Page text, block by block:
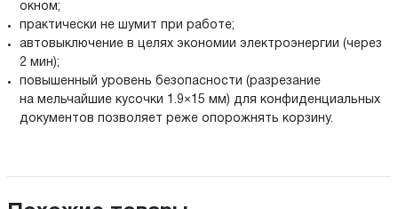
окном;
практически не шумит при работе;
автовыключение в целях экономии электроэнергии (через
2 мин);
повышенный уровень безопасности (разрезание
на мельчайшие кусочки 1.9×15 мм) для конфиденциальных
документов позволяет реже опорожнять корзину.